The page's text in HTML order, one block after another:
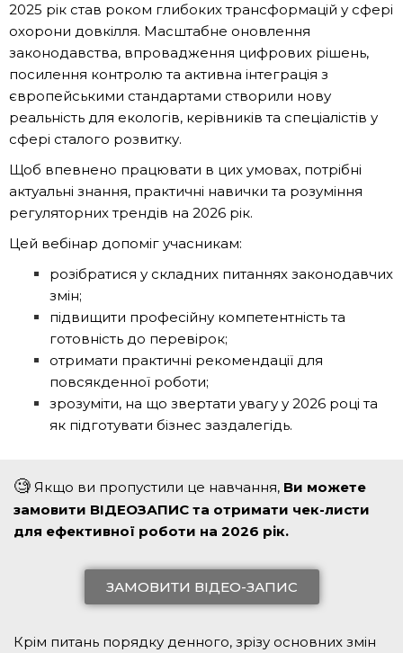
2025 рік став роком глибоких трансформацій у сфері
охорони довкілля. Масштабне оновлення
законодавства, впровадження цифрових рішень,
посилення контролю та активна інтеграція з
європейськими стандартами створили нову
реальність для екологів, керівників та спеціалістів у
сфері сталого розвитку.
Щоб впевнено працювати в цих умовах, потрібні
актуальні знання, практичні навички та розуміння
регуляторних трендів на 2026 рік.
Цей вебінар допоміг учасникам:
розібратися у складних питаннях законодавчих
змін;
підвищити професійну компетентність та
готовність до перевірок;
отримати практичні рекомендації для
повсякденної роботи;
зрозуміти, на що звертати увагу у 2026 році та
як підготувати бізнес заздалегідь.
🧐 Якщо ви пропустили це навчання, Ви можете
замовити ВІДЕОЗАПИС та отримати чек-листи
для ефективної роботи на 2026 рік.
ЗАМОВИТИ ВІДЕО-ЗАПИС
Крім питань порядку денного, зрізу основних змін